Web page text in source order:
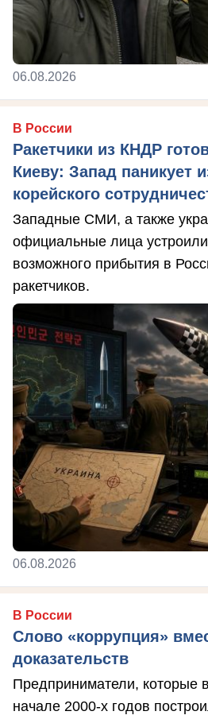
06.08.2026
В России
Ракетчики из КНДР
Киеву: Запад паникует
корейского
Западные СМИ, а также
официальные лица устроили
возможного прибытия в
ракетчиков.
06.08.2026
В России
Слово «коррупция»
доказательств
Предприниматели, которые
начале 2000-х годов